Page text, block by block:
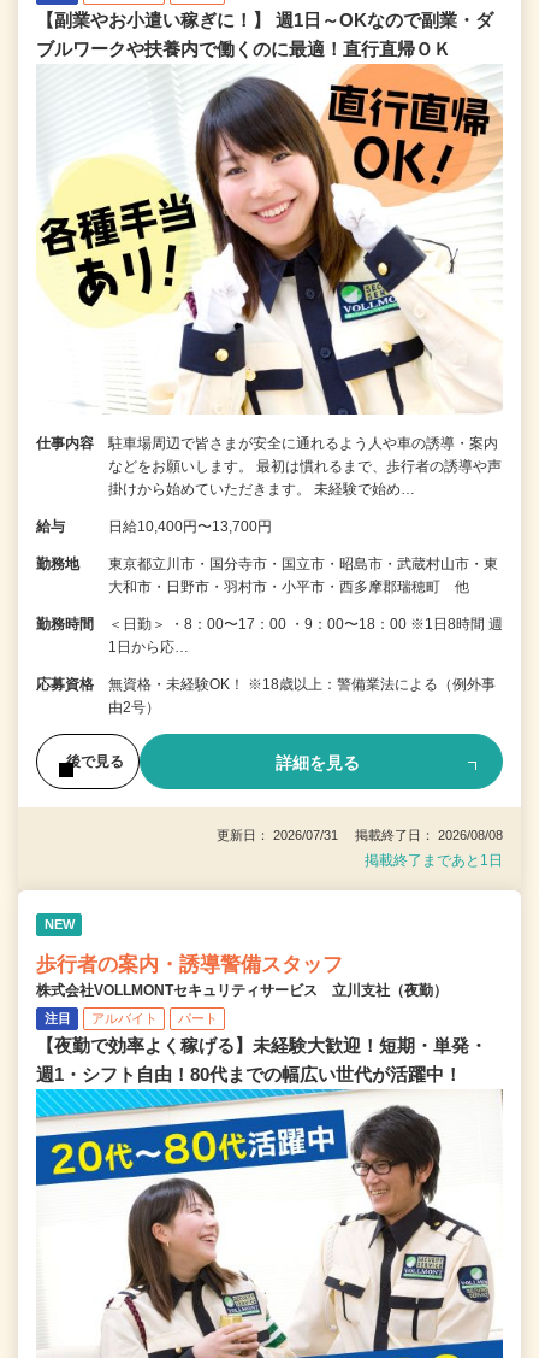
【副業やお小遣い稼ぎに！】 週1日～OKなので副業・ダ
ブルワークや扶養内で働くのに最適！直行直帰ＯＫ
仕事内容
駐車場周辺で皆さまが安全に通れるよう人や車の誘導・案内
などをお願いします。 最初は慣れるまで、歩行者の誘導や声
掛けから始めていただきます。 未経験で始め…
給与 日給10,400円〜13,700円
勤務地
東京都立川市・国分寺市・国立市・昭島市・武蔵村山市・東
大和市・日野市・羽村市・小平市・西多摩郡瑞穂町 他
勤務時間
＜日勤＞ ・8：00〜17：00 ・9：00〜18：00 ※1日8時間 週
1日から応…
応募資格
無資格・未経験OK！ ※18歳以上：警備業法による（例外事
由2号）
後で見る 詳細を見る
更新日： 2026/07/31 掲載終了日： 2026/08/08
掲載終了まであと1日
NEW
歩行者の案内・誘導警備スタッフ
株式会社VOLLMONTセキュリティサービス 立川支社（夜勤）
注目 アルバイト パート
【夜勤で効率よく稼げる】未経験大歓迎！短期・単発・
週1・シフト自由！80代までの幅広い世代が活躍中！